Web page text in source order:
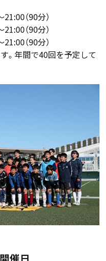
（90分）
（90分）
（90分）
。年間で40回を予定して